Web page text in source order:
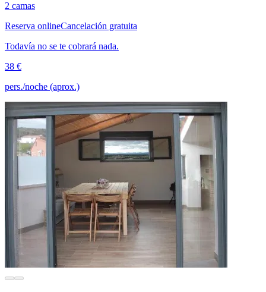
2 camas
Reserva onlineCancelación gratuita
Todavía no se te cobrará nada.
38 €
pers./noche (aprox.)